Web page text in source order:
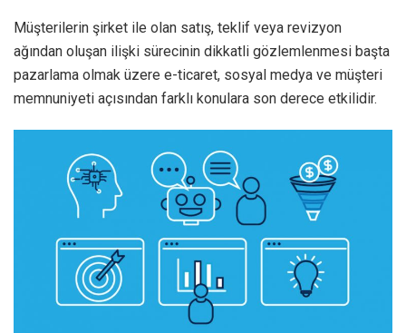
Müşterilerin şirket ile olan satış, teklif veya revizyon
ağından oluşan ilişki sürecinin dikkatli gözlemlenmesi başta
pazarlama olmak üzere e-ticaret, sosyal medya ve müşteri
memnuniyeti açısından farklı konulara son derece etkilidir.